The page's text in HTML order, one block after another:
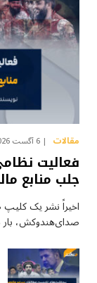
مقالات 6 آگست 2026
فعالیت
جلب منابع
اخیراً نشر یک
صدای‌هندوکش، بار